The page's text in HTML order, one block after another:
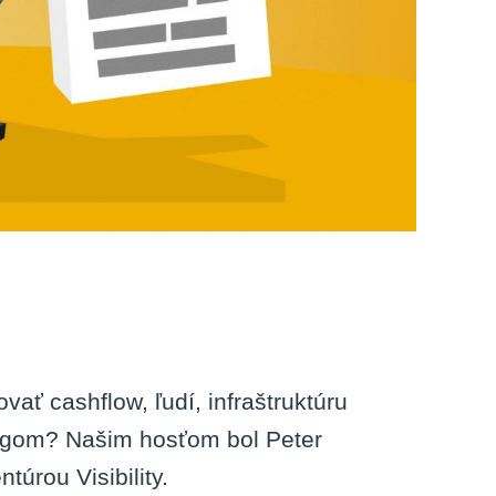
cashflow, ľudí, infraštruktúru
Našim hosťom bol Peter
Visibility.